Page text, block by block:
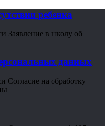
ребенка
Заявление в школу об
данных
Согласие на обработку